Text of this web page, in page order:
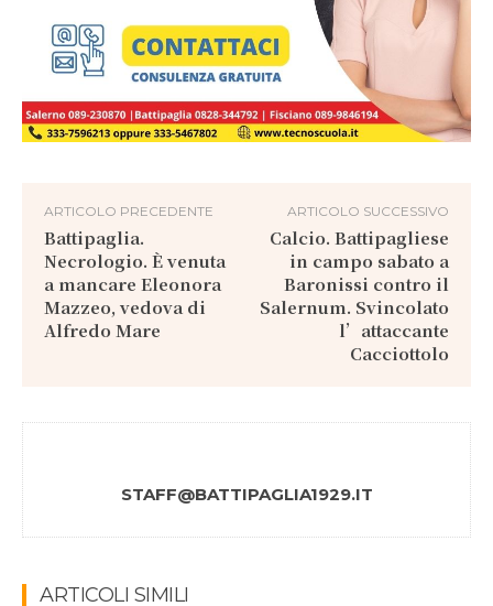
ARTICOLO PRECEDENTE
Battipaglia.
Necrologio. È venuta
a mancare Eleonora
Mazzeo, vedova di
Alfredo Mare
ARTICOLO SUCCESSIVO
Calcio. Battipagliese
in campo sabato a
Baronissi contro il
Salernum. Svincolato
l’attaccante
Cacciottolo
STAFF@BATTIPAGLIA1929.IT
ARTICOLI SIMILI